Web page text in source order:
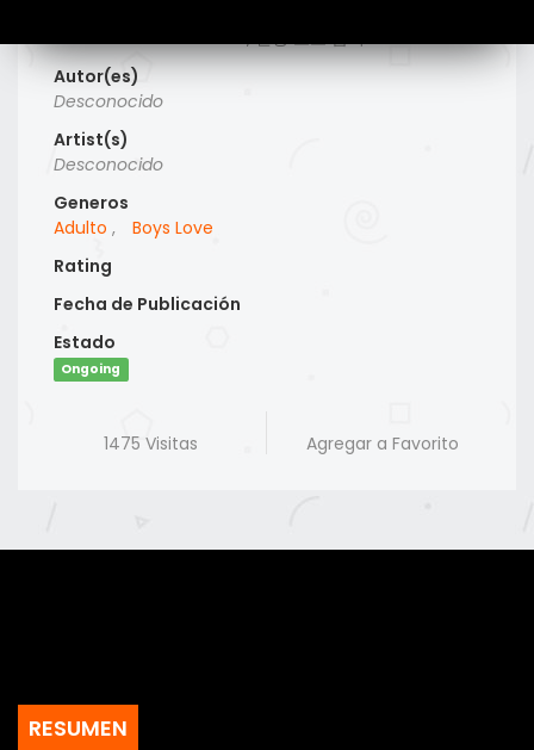
Prohibido loco al frente, 전방 로코 금지
Autor(es)
Desconocido
Artist(s)
Desconocido
Generos
Adulto ,
Boys Love
Rating
Fecha de Publicación
Estado
Ongoing
1475 Visitas Agregar a Favorito
RESUMEN